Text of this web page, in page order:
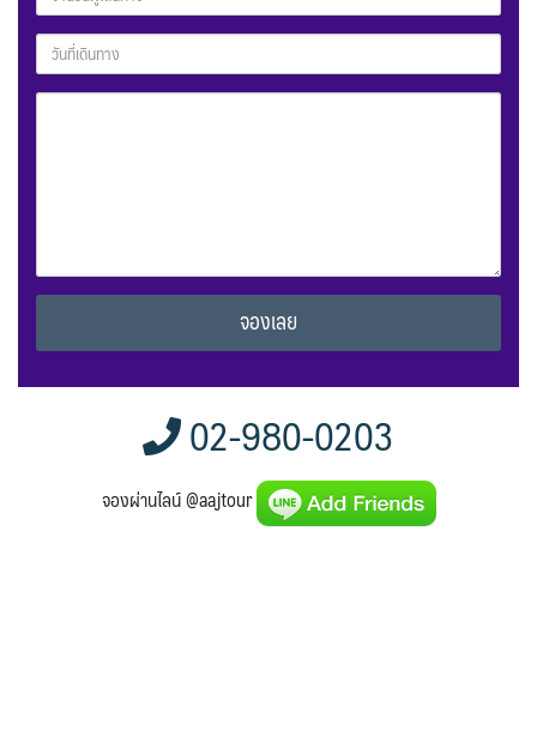
Alternative:
02-980-0203
จองผ่านไลน์ @aajtour